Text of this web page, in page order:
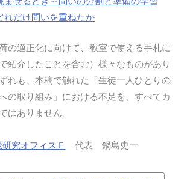
れだけ問いを重ねたか
の適正化に向けて、教室で使える手札に
紹介したことを含む）様々なものがあり
れも、本稿で触れた「生徒一人ひとりの
の取り組み」における不足を、すべてカ
はありません。
究オフィスＦ 代表 鍋島史一